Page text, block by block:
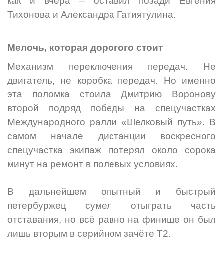
Тихонова и Александра Гатиятулина.
Мелочь, которая дорогого стоит
Механизм переключения передач. Не
двигатель, не коробка передач. Но именно
эта поломка стоила Дмитрию Воронову
второй подряд победы на спецучастках
Международного ралли «Шелковый путь». В
самом начале дистанции воскресного
спецучастка экипаж потерял около сорока
минут на ремонт в полевых условиях.
В дальнейшем опытный и быстрый
петербуржец сумел отыграть часть
отставания, но всё равно на финише он был
лишь вторым в серийном зачёте Т2.